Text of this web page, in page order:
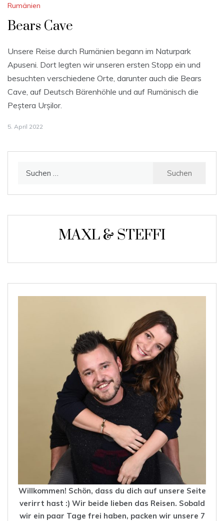
Rumänien
Bears Cave
Unsere Reise durch Rumänien begann im Naturpark
Apuseni. Dort legten wir unseren ersten Stopp ein und
besuchten verschiedene Orte, darunter auch die Bears
Cave, auf Deutsch Bärenhöhle und auf Rumänisch die
Peștera Urșilor.
5. April 2022
MAXL & STEFFI
Willkommen! Schön, dass du dich auf unsere Seite
verirrt hast :) Wir beide lieben das Reisen. Sobald
wir ein paar Tage frei haben, packen wir unsere 7